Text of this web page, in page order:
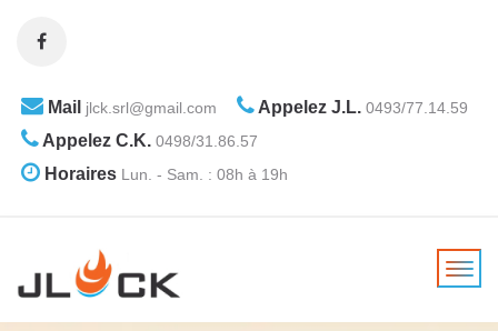
Mail jlck.srl@gmail.com Appelez J.L. 0493/77.14.59
Appelez C.K. 0498/31.86.57
Horaires Lun. - Sam. : 08h à 19h